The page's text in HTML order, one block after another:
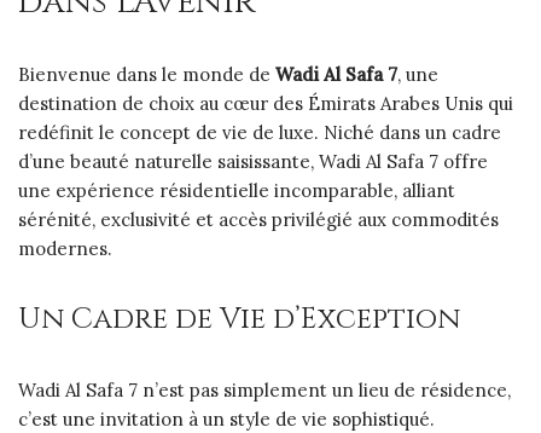
Bienvenue dans le monde de Wadi Al Safa 7, une
destination de choix au cœur des Émirats Arabes Unis qui
redéfinit le concept de vie de luxe. Niché dans un cadre
d’une beauté naturelle saisissante, Wadi Al Safa 7 offre
une expérience résidentielle incomparable, alliant
sérénité, exclusivité et accès privilégié aux commodités
modernes.
Un Cadre de Vie d’Exception
Wadi Al Safa 7 n’est pas simplement un lieu de résidence,
c’est une invitation à un style de vie sophistiqué.